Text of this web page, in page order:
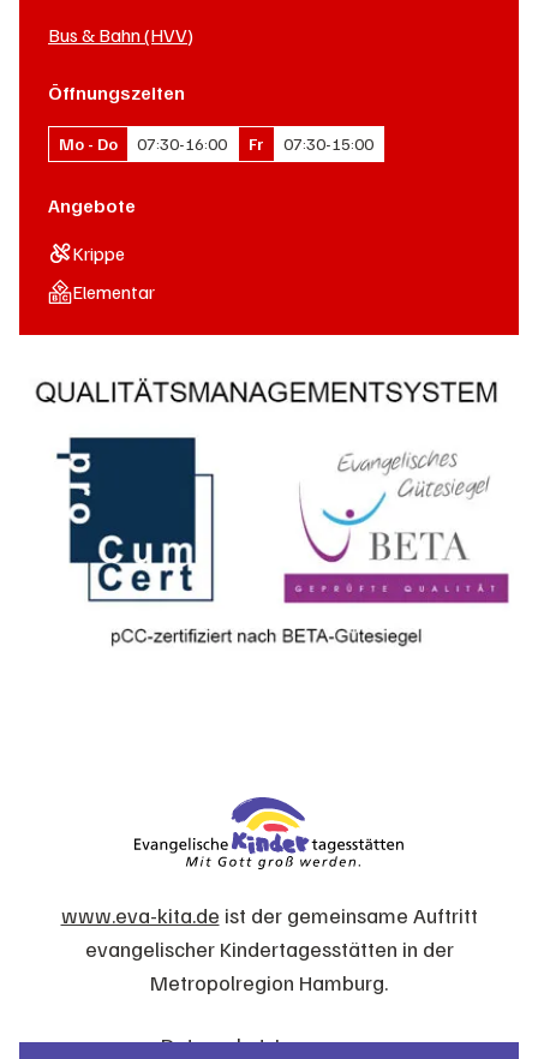
Bus & Bahn (HVV)
Öffnungszeiten
Mo - Do 07:30-16:00 Fr 07:30-15:00
Angebote
Krippe
Elementar
www.eva-kita.de ist der gemeinsame Auftritt
evangelischer Kindertagesstätten in der
Metropolregion Hamburg.
DatenschutzImpressum